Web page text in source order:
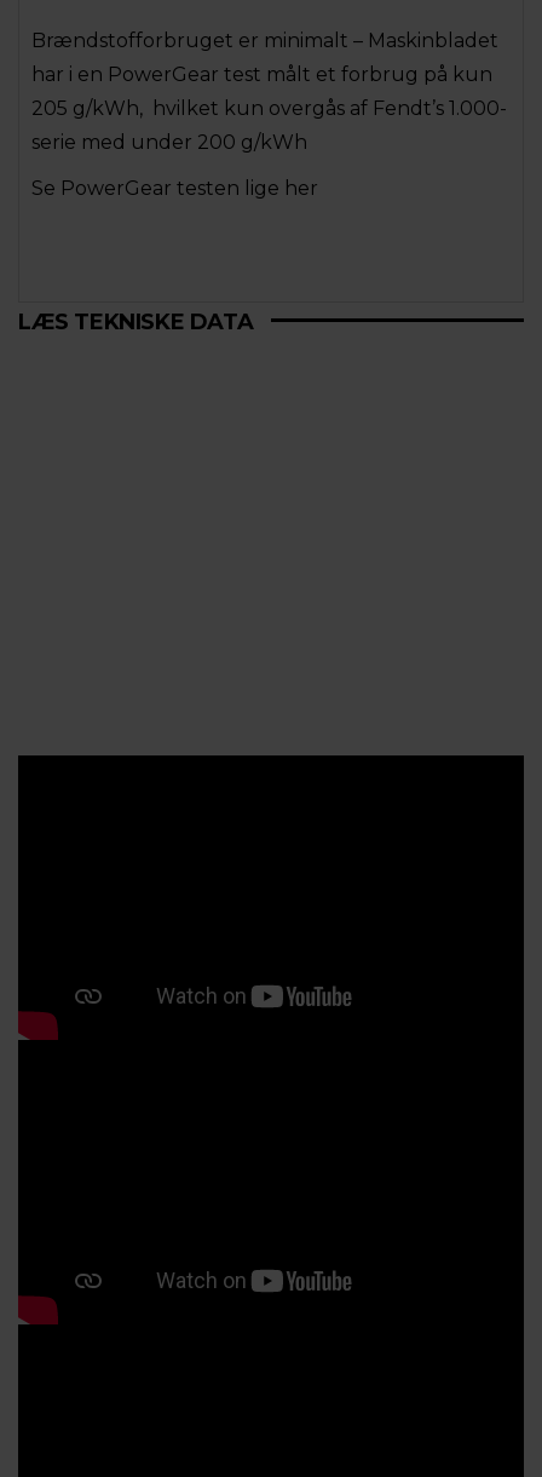
Brændstofforbruget er minimalt – Maskinbladet
har i en PowerGear test målt et forbrug på kun
205 g/kWh, hvilket kun overgås af Fendt’s 1.000-
serie med under 200 g/kWh
Se PowerGear testen lige her
LÆS TEKNISKE DATA